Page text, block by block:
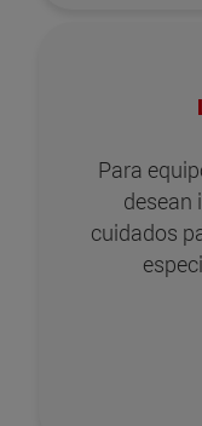
Para
desean
cuidados